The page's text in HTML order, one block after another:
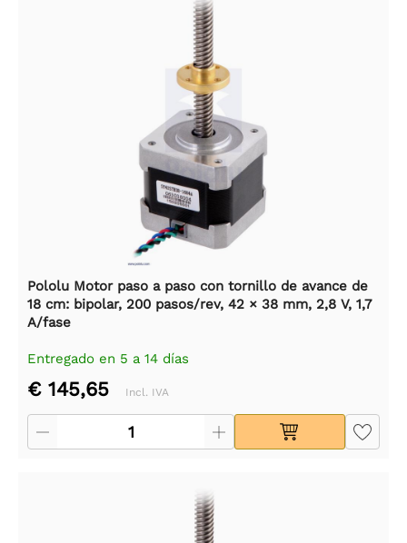
Pololu Motor paso a paso con tornillo de avance de
18 cm: bipolar, 200 pasos/rev, 42 × 38 mm, 2,8 V, 1,7
A/fase
Entregado en 5 a 14 días
€ 145,65 Incl. IVA